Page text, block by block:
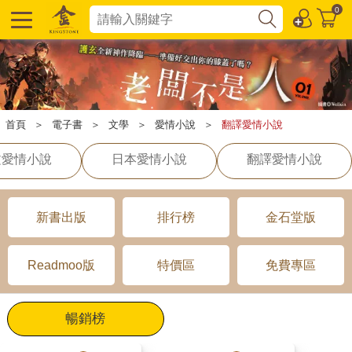
0
首頁 ＞ 電子書 ＞ 文學 ＞ 愛情小說 ＞ 翻譯愛情小說
情小說 日本愛情小說 翻譯愛情小說
新書出版 排行榜 金石堂版
Readmoo版 特價區 免費專區
暢銷榜